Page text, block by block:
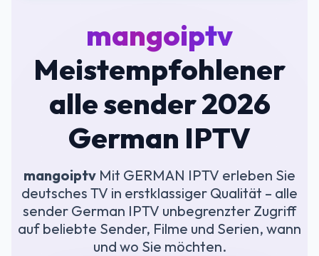
mangoiptv
Meistempfohlener
alle sender 2026
German IPTV
mangoiptv Mit GERMAN IPTV erleben Sie
deutsches TV in erstklassiger Qualität – alle
sender German IPTV unbegrenzter Zugriff
auf beliebte Sender, Filme und Serien, wann
und wo Sie möchten.